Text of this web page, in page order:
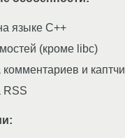
языке C++
(кроме libc)
и каптчи
RSS